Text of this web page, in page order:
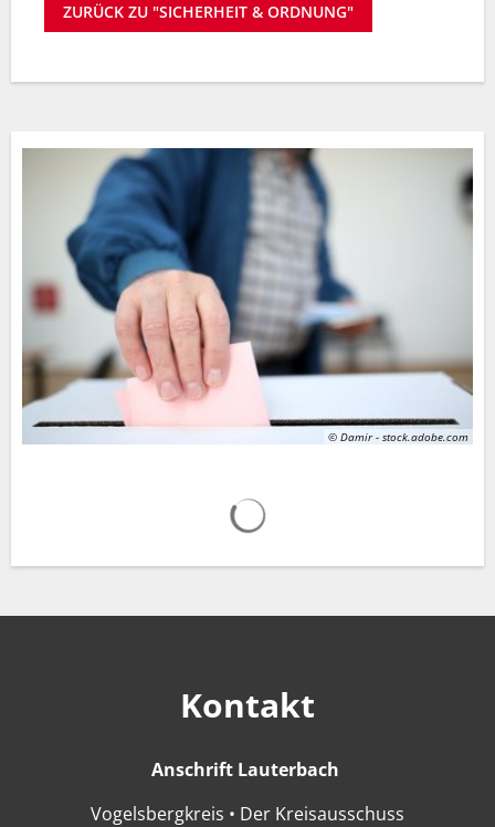
ZURÜCK ZU "SICHERHEIT & ORDNUNG"
© Damir - stock.adobe.com
Kontakt
Anschrift Lauterbach
Vogelsbergkreis • Der Kreisausschuss